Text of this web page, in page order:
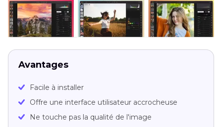
Avantages
Facile à installer
Offre une interface utilisateur accrocheuse
Ne touche pas la qualité de l'image